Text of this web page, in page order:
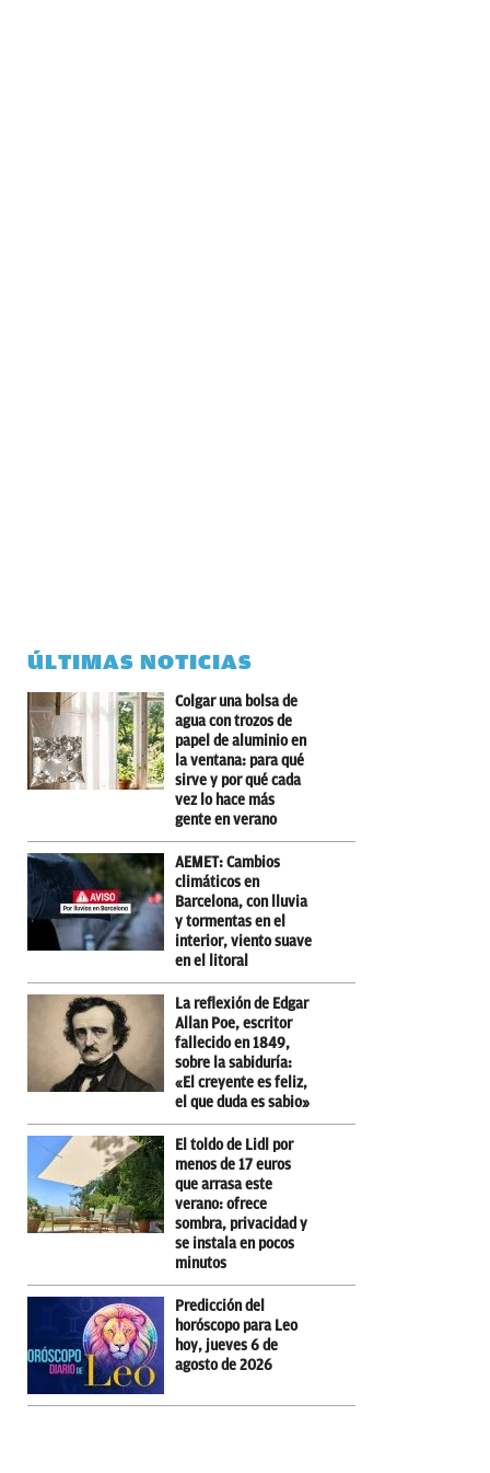
ÚLTIMAS NOTICIAS
Colgar una bolsa de
agua con trozos de
papel de aluminio en
la ventana: para qué
sirve y por qué cada
vez lo hace más
gente en verano
AEMET: Cambios
climáticos en
Barcelona, con lluvia
y tormentas en el
interior, viento suave
en el litoral
La reflexión de Edgar
Allan Poe, escritor
fallecido en 1849,
sobre la sabiduría:
«El creyente es feliz,
el que duda es sabio»
El toldo de Lidl por
menos de 17 euros
que arrasa este
verano: ofrece
sombra, privacidad y
se instala en pocos
minutos
Predicción del
horóscopo para Leo
hoy, jueves 6 de
agosto de 2026